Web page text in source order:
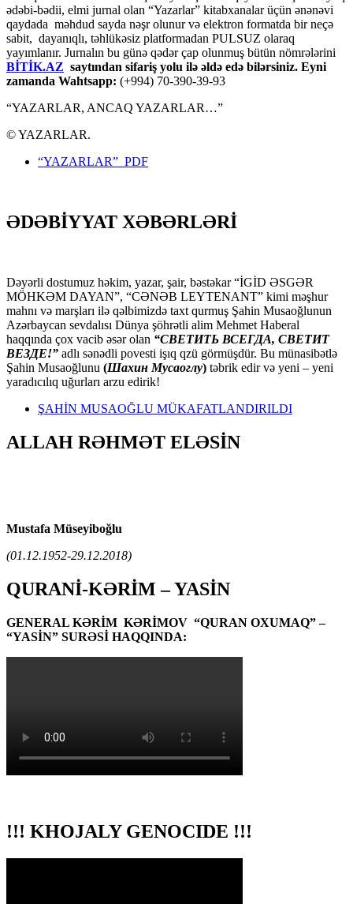
ədəbi-bədii, elmi jurnal olan “Yazarlar” kitabxanalar üçün ənənəvi
qaydada məhdud sayda nəşr olunur və elektron formatda bir neçə
sabit, dayanıqlı, təhlükəsiz platformadan PULSUZ olaraq
yayımlanır. Jurnalın bu günə qədər çap olunmuş bütün nömrələrini
BİTİK.AZ saytından sifariş yolu ilə əldə edə bilərsiniz. Eyni
zamanda Wahtsapp: (+994) 70-390-39-93
“YAZARLAR, ANCAQ YAZARLAR…”
© YAZARLAR.
“YAZARLAR” PDF
ƏDƏBİYYAT XƏBƏRLƏRİ
Dəyərli dostumuz həkim, yazar, şair, bəstəkar “İGİD ƏSGƏR
MÖHKƏM DAYAN”, “CƏNƏB LEYTENANT” kimi məşhur
mahnı və marşları ilə qəlbimizdə taxt qurmuş Şahin Musaoğlunun
Azərbaycan sevdalısı Dünya şöhrətli alim Mehmet Haberal
haqqında çox vacib əsər olan “СВЕТИТЬ ВСЕГДА, СВЕТИТ
ВЕЗДЕ!” adlı sənədli povesti işıq qzü görmüşdür. Bu münasibətlə
Şahin Musaoğlunu (Шахин Мусаоглу) təbrik edir və yeni – yeni
yaradıcılıq uğurları arzu edirik!
ŞAHİN MUSAOĞLU MÜKAFATLANDIRILDI
ALLAH RƏHMƏT ELƏSİN
Mustafa Müseyiboğlu
(01.12.1952-29.12.2018)
QURANİ-KƏRİM – YASİN
GENERAL KƏRİM KƏRİMOV “QURAN OXUMAQ” –
“YASİN” SURƏSİ HAQQINDA:
!!! KHOJALY GENOCIDE !!!